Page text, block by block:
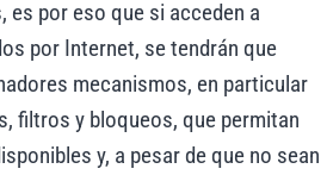
es por eso que si acceden a
por Internet, se tendrán que
mecanismos, en particular
filtros y bloqueos, que permitan
y, a pesar de que no sean